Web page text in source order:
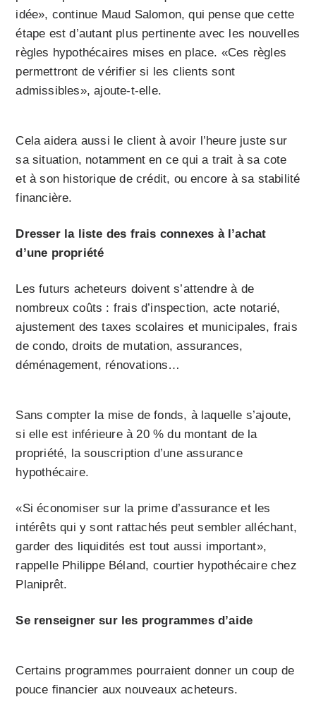
idée», continue Maud Salomon, qui pense que cette
étape est d’autant plus pertinente avec les nouvelles
règles hypothécaires mises en place. «Ces règles
permettront de vérifier si les clients sont
admissibles», ajoute-t-elle.
Cela aidera aussi le client à avoir l’heure juste sur
sa situation, notamment en ce qui a trait à sa cote
et à son historique de crédit, ou encore à sa stabilité
financière.
Dresser la liste des frais connexes à l’achat
d’une propriété
Les futurs acheteurs doivent s’attendre à de
nombreux coûts : frais d’inspection, acte notarié,
ajustement des taxes scolaires et municipales, frais
de condo, droits de mutation, assurances,
déménagement, rénovations…
Sans compter la mise de fonds, à laquelle s’ajoute,
si elle est inférieure à 20 % du montant de la
propriété, la souscription d’une assurance
hypothécaire.
«Si économiser sur la prime d’assurance et les
intérêts qui y sont rattachés peut sembler alléchant,
garder des liquidités est tout aussi important»,
rappelle Philippe Béland, courtier hypothécaire chez
Planiprêt.
Se renseigner sur les programmes d’aide
Certains programmes pourraient donner un coup de
pouce financier aux nouveaux acheteurs.